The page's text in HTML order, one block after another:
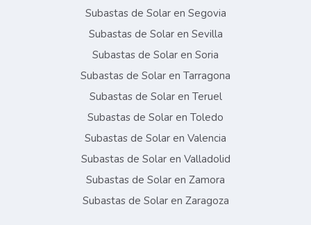
Subastas de Solar en Segovia
Subastas de Solar en Sevilla
Subastas de Solar en Soria
Subastas de Solar en Tarragona
Subastas de Solar en Teruel
Subastas de Solar en Toledo
Subastas de Solar en Valencia
Subastas de Solar en Valladolid
Subastas de Solar en Zamora
Subastas de Solar en Zaragoza